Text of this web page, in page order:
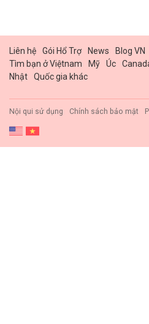
Liên hệ Gói Hổ Trợ News Blog VN
Tìm bạn ở Việtnam
Mỹ Úc
Nhật
Quốc gia khác
Nội qui sử dụng Chính sách bảo mật